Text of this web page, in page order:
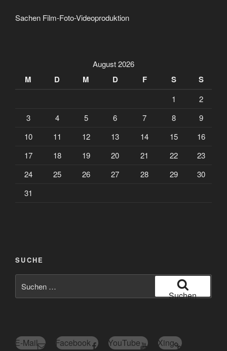
Sachen Film-Foto-Videoproduktion
August 2026
M D M D F S S
1
2
3
4 5 6 7 8
9
10
11 12 13 14 15
16
17
18 19 20 21 22
23
24
25 26 27 28 29
30
31
SUCHE
nach:
Suchen
E-Mail Facebook YouTube Xing